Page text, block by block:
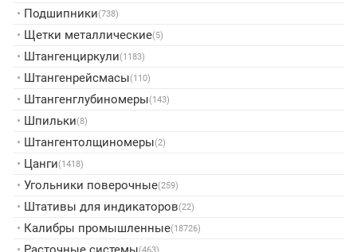
• Подшипники(738)
• Щетки металлические(5)
• Штангенциркули(1183)
• Штангенрейсмасы(110)
• Штангенглубиномеры(143)
• Шпильки(8)
• Штангентолщиномеры(2)
• Цанги(1418)
• Угольники поверочные(259)
• Штативы для индикаторов(22)
• Калибры промышленные(18726)
(463)